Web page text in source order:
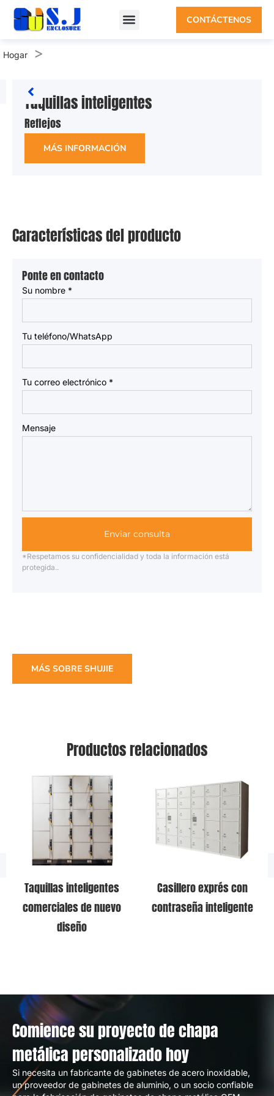
CONTÁCTENOS
Hogar >
Taquillas inteligentes
Reflejos
MÁS INFORMACIÓN
Características del producto
Ponte en contacto
Su nombre *
Tu teléfono/WhatsApp
Tu correo electrónico *
Mensaje
Enviar consulta
*Respetamos su confidencialidad y toda la información está
protegida..
MÁS SOBRE SHUJIE
Productos relacionados
Taquillas inteligentes
comerciales de nuevo
diseño
Casillero exprés con
contraseña inteligente
Comience su proyecto de chapa
metálica personalizado hoy
Si necesita un fabricante de gabinetes de acero inoxidable,
un proveedor de gabinetes de aluminio, o un socio confiable